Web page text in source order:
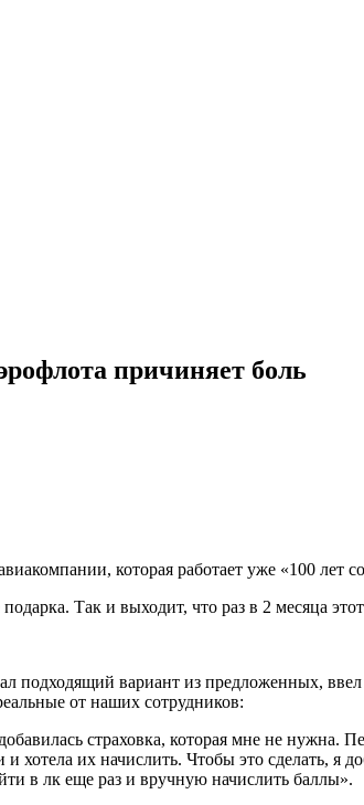
причиняет боль
которая работает уже «100 лет
Так и выходит, что раз в 2 месяца
подходящий вариант из предложенных,
от наших сотрудников:
страховка, которая мне не нужна.
их начислить. Чтобы это сделать, я
в лк еще раз и вручную начислить баллы».